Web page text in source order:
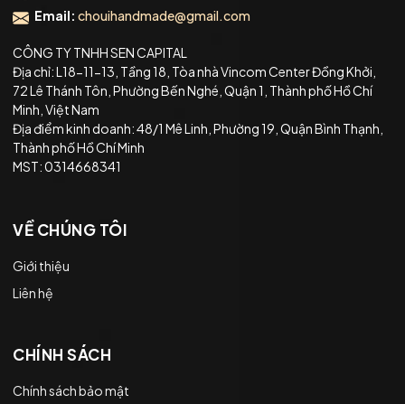
Email: chouihandmade@gmail.com
CÔNG TY TNHH SEN CAPITAL
Địa chỉ: L18-11-13, Tầng 18, Tòa nhà Vincom Center Đồng Khởi,
72 Lê Thánh Tôn, Phường Bến Nghé, Quận 1, Thành phố Hồ Chí
Minh, Việt Nam
Địa điểm kinh doanh: 48/1 Mê Linh, Phường 19, Quận Bình Thạnh,
Thành phố Hồ Chí Minh
MST: 0314668341
VỀ CHÚNG TÔI
Giới thiệu
Liên hệ
CHÍNH SÁCH
Chính sách bảo mật